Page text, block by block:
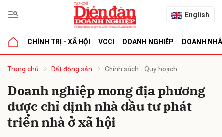
English
CHÍNH TRỊ - XÃ HỘI VCCI DOANH NGHIỆP DOANH
Trang chủ Bất động sản Chính sách - Quy hoạch
Doanh nghiệp mong địa phương
được chỉ định nhà đầu tư phát
triển nhà ở xã hội
luận